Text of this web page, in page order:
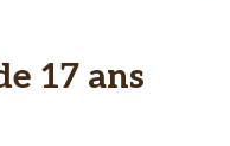
17 ans